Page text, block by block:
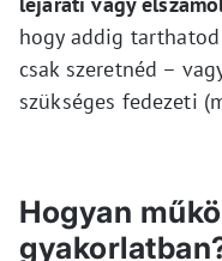
hogy addig
csak szeretnéd –
szükséges fedezeti
Hogyan